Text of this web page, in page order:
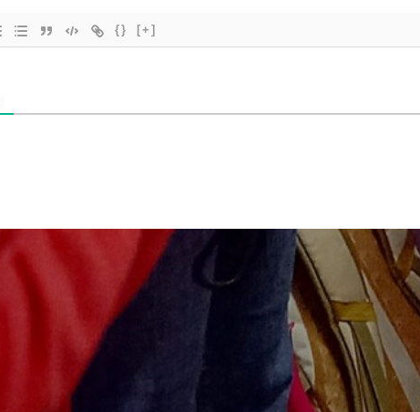
{} [+]